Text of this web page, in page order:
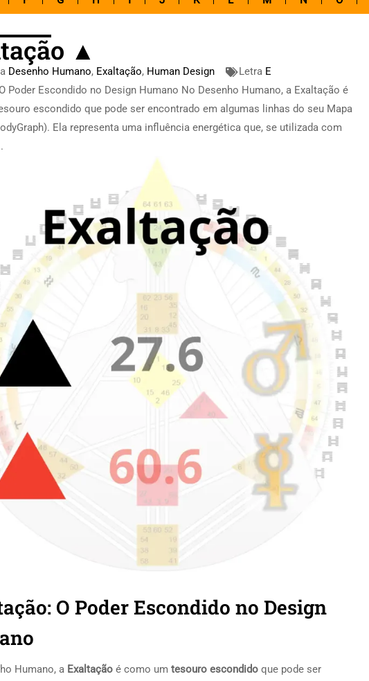
▲
Desenho Humano, Exaltação, Human Design Letra E
Poder Escondido no Design Humano No Desenho Humano, a Exaltação é
escondido que pode ser encontrado em algumas linhas do seu Mapa
Ela representa uma influência energética que, se utilizada com
O Poder Escondido no Design
Humano, a Exaltação é como um tesouro escondido que pode ser